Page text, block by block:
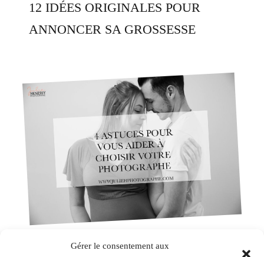
Gérer le consentement aux
12 IDÉES ORIGINALES POUR
ANNONCER SA GROSSESSE
Astuce / Conseil